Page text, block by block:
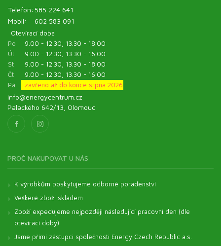
Telefon: 585 224 641
Mobil:
602 583 091
Otevírací doba:
Po
9.00 - 12.30, 13.30 - 18.00
Út
9.00 - 12.30, 13.30 - 16.00
St
9.00 - 12.30, 13.30 - 18.00
Čt
9.00 - 12.30, 13.30 - 16.00
Pá
zavřeno až do konce srpna 2026
info@energycentrum.cz
Palackého 642/13, Olomouc
PROČ NAKUPOVAT U NÁS
K výrobkům poskytujeme odborné poradenství
Veškeré zboží skladem
Zboží expedujeme nejpozději následující pracovní den (dle
otevírací doby)
Jsme přímí zástupci společnosti Energy Czech Republic a.s.